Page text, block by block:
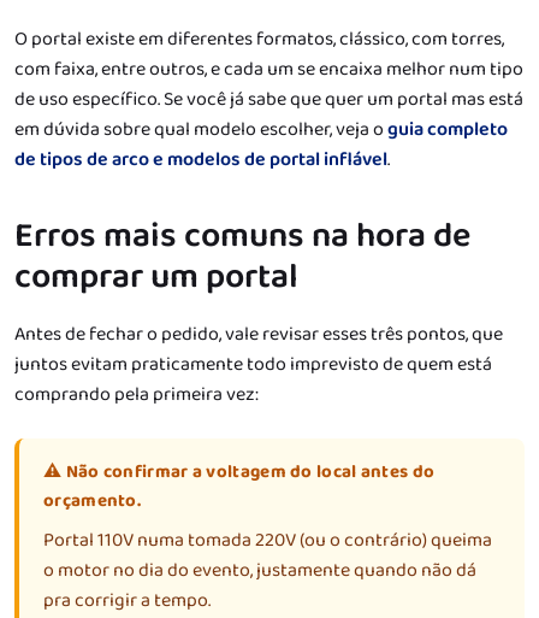
O portal existe em diferentes formatos, clássico, com torres,
com faixa, entre outros, e cada um se encaixa melhor num tipo
de uso específico. Se você já sabe que quer um portal mas está
em dúvida sobre qual modelo escolher, veja oguia completo
de tipos de arco e modelos de portal inflável.
Erros mais comuns na hora de
comprar um portal
Antes de fechar o pedido, vale revisar esses três pontos, que
juntos evitam praticamente todo imprevisto de quem está
comprando pela primeira vez:
⚠️ Não confirmar a voltagem do local antes do
orçamento.
Portal 110V numa tomada 220V (ou o contrário) queima
o motor no dia do evento, justamente quando não dá
pra corrigir a tempo.